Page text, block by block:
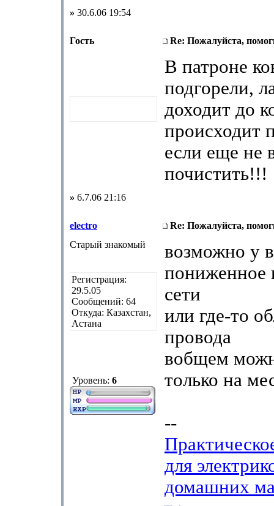
» 30.6.06 19:54
Гость Re: Пожалуйста,
В патроне
подгорели,
доходит до
происходит
если еще не
почистить!!!
» 6.7.06 21:16
electro
Re: Пожалуйста,
Старый знакомый
Регистрация:
29.5.05
Сообщений: 64
Откуда: Казахстан,
Астана
Уровень: 6
возможно у
пониженное
сети
или где-то
провода
вобщем
только на
--
для
домашних